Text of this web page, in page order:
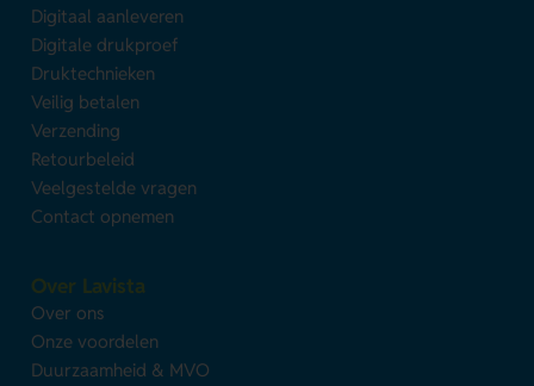
Digitaal aanleveren
Digitale drukproef
Druktechnieken
Veilig betalen
Verzending
Retourbeleid
Veelgestelde vragen
Contact opnemen
Over Lavista
Over ons
Onze voordelen
Duurzaamheid & MVO